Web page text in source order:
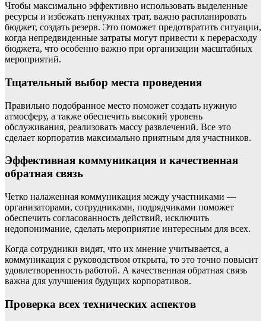
Чтобы максимально эффективно использовать выделенные
ресурсы и избежать ненужных трат, важно распланировать
бюджет, создать резерв. Это поможет предотвратить ситуации,
когда непредвиденные затраты могут привести к перерасходу
бюджета, что особенно важно при организации масштабных
мероприятий.
Тщательный выбор места проведения
Правильно подобранное место поможет создать нужную
атмосферу, а также обеспечить высокий уровень
обслуживания, реализовать массу развлечений. Все это
сделает корпоратив максимально приятным для участников.
Эффективная коммуникация и качественная
обратная связь
Четко налаженная коммуникация между участниками —
организаторами, сотрудниками, подрядчиками поможет
обеспечить согласованность действий, исключить
недопонимание, сделать мероприятие интересным для всех.
Когда сотрудники видят, что их мнение учитывается, а
коммуникация с руководством открыта, то это точно повысит
удовлетворенность работой. А качественная обратная связь
важна для улучшения будущих корпоративов.
Проверка всех технических аспектов